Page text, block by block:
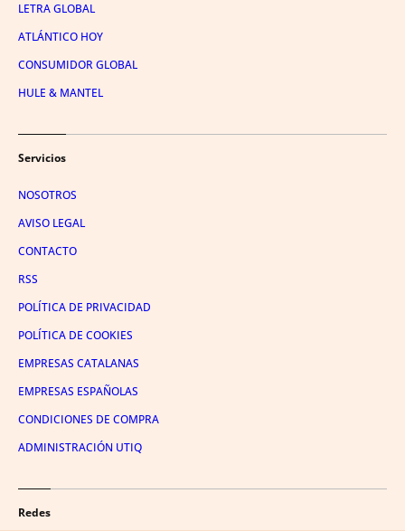
LETRA GLOBAL
ATLÁNTICO HOY
CONSUMIDOR GLOBAL
HULE & MANTEL
Servicios
NOSOTROS
AVISO LEGAL
CONTACTO
RSS
POLÍTICA DE PRIVACIDAD
POLÍTICA DE COOKIES
EMPRESAS CATALANAS
EMPRESAS ESPAÑOLAS
CONDICIONES DE COMPRA
ADMINISTRACIÓN UTIQ
Redes